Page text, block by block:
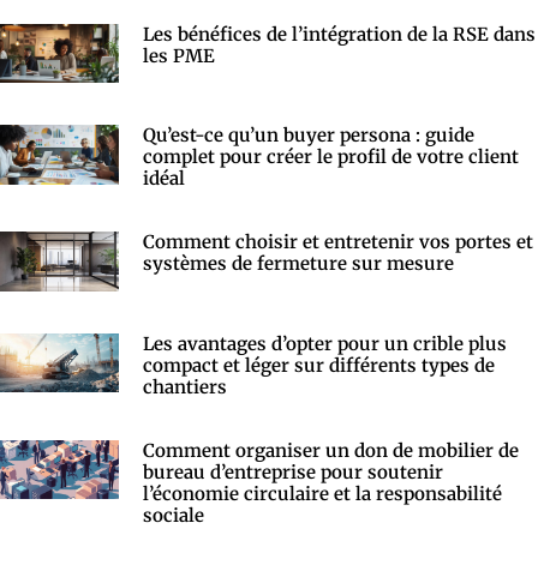
Les bénéfices de l’intégration de la RSE dans
les PME
Qu’est-ce qu’un buyer persona : guide
complet pour créer le profil de votre client
idéal
Comment choisir et entretenir vos portes et
systèmes de fermeture sur mesure
Les avantages d’opter pour un crible plus
compact et léger sur différents types de
chantiers
Comment organiser un don de mobilier de
bureau d’entreprise pour soutenir
l’économie circulaire et la responsabilité
sociale